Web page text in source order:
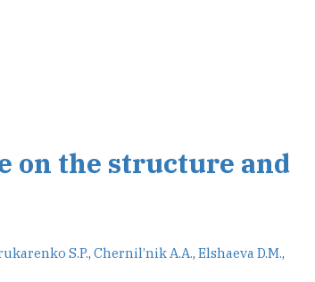
on the structure and
S.P., Chernil’nik A.A., Elshaeva D.M.,